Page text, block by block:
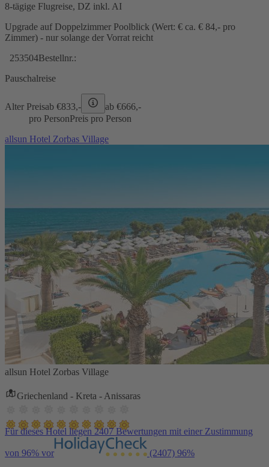
8-tägige Flugreise, DZ inkl. AI
Upgrade auf Doppelzimmer Poolblick (Wert: € ca. € 84,- pro
Zimmer) - nur solange der Vorrat reicht
253504Bestellnr.:
Pauschalreise
Alter Preisab €833,- ab €666,-
pro PersonPreis pro Person
allsun Hotel Zorbas Village
allsun Hotel Zorbas Village
Griechenland - Kreta - Anissaras
Für dieses Hotel liegen 2407 Bewertungen mit einer Zustimmung
von 96% vor (2407) 96%